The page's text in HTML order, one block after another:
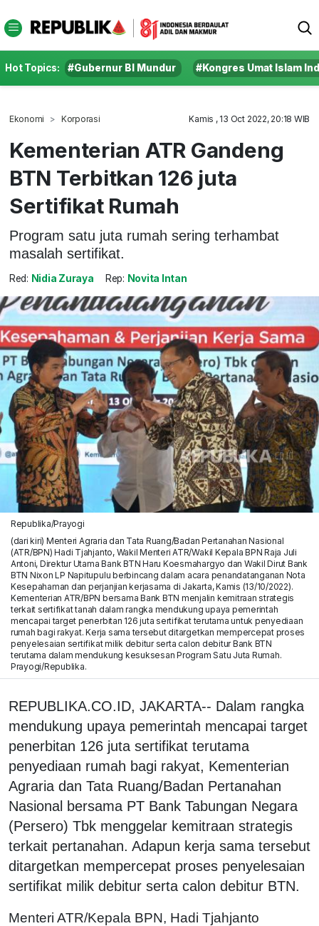
Hot Topics: #Gubernur BI Mundur #Kongres Umat Islam
Ekonomi Korporasi Kamis , 13 Oct 2022, 20:18 WIB
Kementerian ATR Gandeng
BTN Terbitkan 126 juta
Sertifikat Rumah
Program satu juta rumah sering terhambat
masalah sertifikat.
Red: Nidia Zuraya Rep: Novita Intan
Republika/Prayogi
(dari kiri) Menteri Agraria dan Tata Ruang/Badan Pertanahan Nasional
(ATR/BPN) Hadi Tjahjanto, Wakil Menteri ATR/Wakil Kepala BPN Raja Juli
Antoni, Direktur Utama Bank BTN Haru Koesmahargyo dan Wakil Dirut Bank
BTN Nixon LP Napitupulu berbincang dalam acara penandatanganan Nota
Kesepahaman dan perjanjian kerjasama di Jakarta, Kamis (13/10/2022).
Kementerian ATR/BPN bersama Bank BTN menjalin kemitraan strategis
terkait sertifikat tanah dalam rangka mendukung upaya pemerintah
mencapai target penerbitan 126 juta sertifikat terutama untuk penyediaan
rumah bagi rakyat. Kerja sama tersebut ditargetkan mempercepat proses
penyelesaian sertifikat milik debitur serta calon debitur Bank BTN
terutama dalam mendukung kesuksesan Program Satu Juta Rumah.
Prayogi/Republika.
REPUBLIKA.CO.ID, JAKARTA-- Dalam rangka
mendukung upaya pemerintah mencapai target
penerbitan 126 juta sertifikat terutama
penyediaan rumah bagi rakyat, Kementerian
Agraria dan Tata Ruang/Badan Pertanahan
Nasional bersama PT Bank Tabungan Negara
(Persero) Tbk menggelar kemitraan strategis
terkait pertanahan. Adapun kerja sama tersebut
ditargetkan mempercepat proses penyelesaian
sertifikat milik debitur serta calon debitur BTN.
Menteri ATR/Kepala BPN, Hadi Tjahjanto